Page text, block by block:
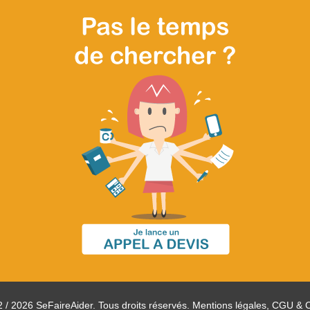
/ 2026 SeFaireAider. Tous droits réservés. Mentions légales, CGU &